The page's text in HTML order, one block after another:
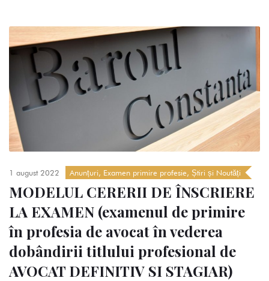
1 august 2022 Anunțuri, Examen primire profesie, Știri și Noutăți
MODELUL CERERII DE ÎNSCRIERE
LA EXAMEN (examenul de primire
în profesia de avocat în vederea
dobândirii titlului profesional de
AVOCAT DEFINITIV SI STAGIAR)